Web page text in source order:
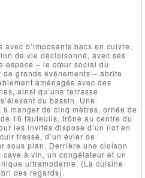
d’imposants bacs en cuivre,
de vie décloisonné, avec ses
espace – le cœur social du
grands événements – abrite
aménagés avec des
ainsi qu’une terrasse
du bassin. Une
manger de cinq mètres, ornée de
16 fauteuils, trône au centre du
les invités dispose d’un îlot en
tressé, d’un évier de
sous plan. Derrière une cloison
à vin, un congélateur et un
ultramoderne. (La cuisine
des regards).